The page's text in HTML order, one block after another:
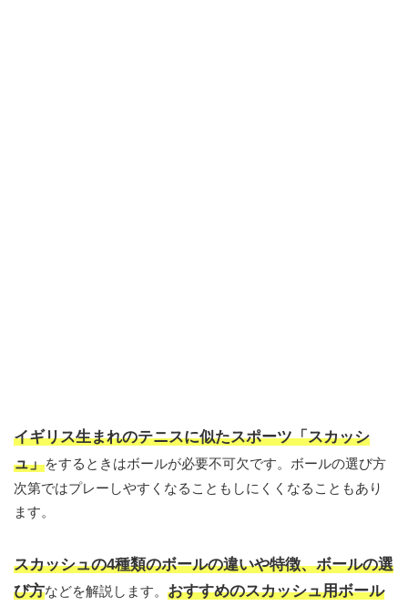
イギリス生まれのテニスに似たスポーツ「スカッシ
ュ」をするときはボールが必要不可欠です。ボールの選び方
次第ではプレーしやすくなることもしにくくなることもあり
ます。
スカッシュの4種類のボールの違いや特徴、ボールの選
び方などを解説します。 おすすめのスカッシュ用ボール